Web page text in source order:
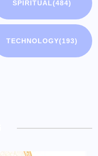
SPIRITUAL(484)
TECHNOLOGY(193)